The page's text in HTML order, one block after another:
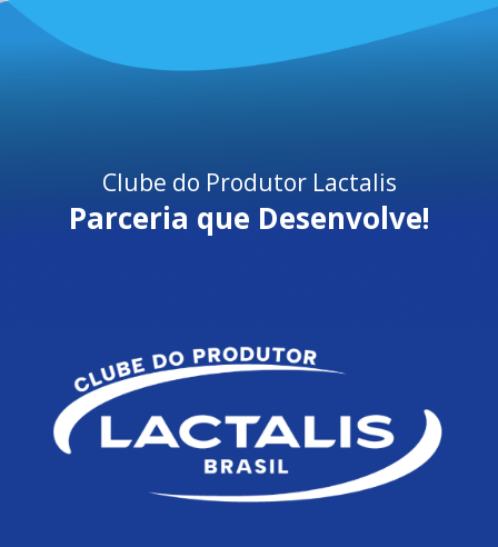
Clube do Produtor Lactalis
Parceria que Desenvolve!